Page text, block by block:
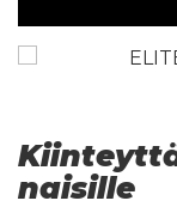
naisille